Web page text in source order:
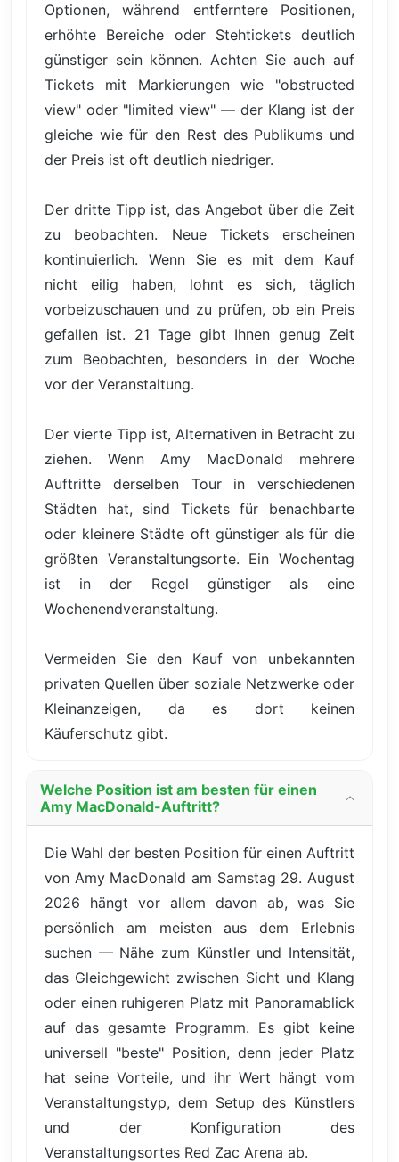
Optionen, während entferntere Positionen,
erhöhte Bereiche oder Stehtickets deutlich
günstiger sein können. Achten Sie auch auf
Tickets mit Markierungen wie "obstructed
view" oder "limited view" — der Klang ist der
gleiche wie für den Rest des Publikums und
der Preis ist oft deutlich niedriger.
Der dritte Tipp ist, das Angebot über die Zeit
zu beobachten. Neue Tickets erscheinen
kontinuierlich. Wenn Sie es mit dem Kauf
nicht eilig haben, lohnt es sich, täglich
vorbeizuschauen und zu prüfen, ob ein Preis
gefallen ist. 21 Tage gibt Ihnen genug Zeit
zum Beobachten, besonders in der Woche
vor der Veranstaltung.
Der vierte Tipp ist, Alternativen in Betracht zu
ziehen. Wenn Amy MacDonald mehrere
Auftritte derselben Tour in verschiedenen
Städten hat, sind Tickets für benachbarte
oder kleinere Städte oft günstiger als für die
größten Veranstaltungsorte. Ein Wochentag
ist in der Regel günstiger als eine
Wochenendveranstaltung.
Vermeiden Sie den Kauf von unbekannten
privaten Quellen über soziale Netzwerke oder
Kleinanzeigen, da es dort keinen
Käuferschutz gibt.
Welche Position ist am besten für einen
Amy MacDonald-Auftritt?
Die Wahl der besten Position für einen Auftritt
von Amy MacDonald am Samstag 29. August
2026 hängt vor allem davon ab, was Sie
persönlich am meisten aus dem Erlebnis
suchen — Nähe zum Künstler und Intensität,
das Gleichgewicht zwischen Sicht und Klang
oder einen ruhigeren Platz mit Panoramablick
auf das gesamte Programm. Es gibt keine
universell "beste" Position, denn jeder Platz
hat seine Vorteile, und ihr Wert hängt vom
Veranstaltungstyp, dem Setup des Künstlers
und der Konfiguration des
Veranstaltungsortes Red Zac Arena ab.